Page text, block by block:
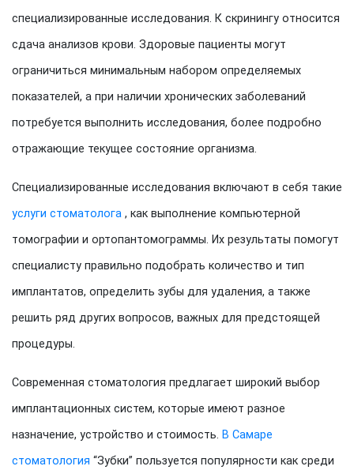
специализированные исследования. К скринингу относится
сдача анализов крови. Здоровые пациенты могут
ограничиться минимальным набором определяемых
показателей, а при наличии хронических заболеваний
потребуется выполнить исследования, более подробно
отражающие текущее состояние организма.
Специализированные исследования включают в себя такие
услуги стоматолога , как выполнение компьютерной
томографии и ортопантомограммы. Их результаты помогут
специалисту правильно подобрать количество и тип
имплантатов, определить зубы для удаления, а также
решить ряд других вопросов, важных для предстоящей
процедуры.
Современная стоматология предлагает широкий выбор
имплантационных систем, которые имеют разное
назначение, устройство и стоимость. В Самаре
стоматология “Зубки” пользуется популярности как среди